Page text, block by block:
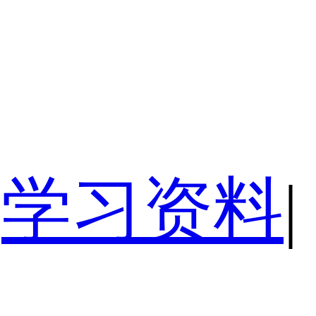
学习资料|